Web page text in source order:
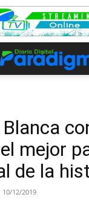
mejor
de la
10/12/2019